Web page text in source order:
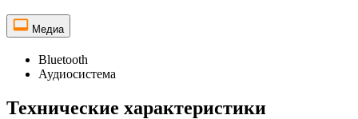
Медиа
Bluetooth
Аудиосистема
Технические характеристики